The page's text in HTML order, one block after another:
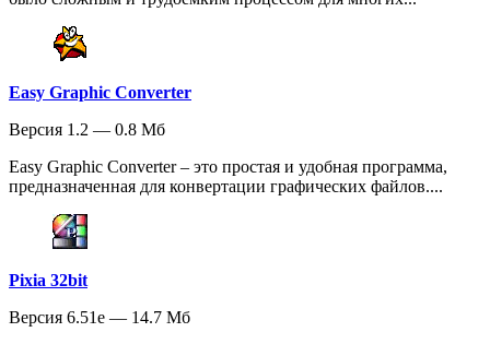
Easy Graphic Converter
Версия 1.2 — 0.8 Мб
Easy Graphic Converter – это простая и удобная программа,
предназначенная для конвертации графических файлов....
Pixia 32bit
Версия 6.51e — 14.7 Мб